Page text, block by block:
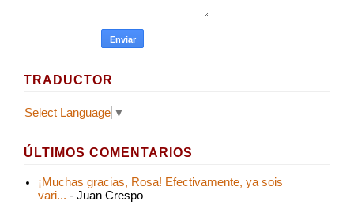
TRADUCTOR
Select Language ▼
ÚLTIMOS COMENTARIOS
¡Muchas gracias, Rosa! Efectivamente, ya sois
vari... - Juan Crespo